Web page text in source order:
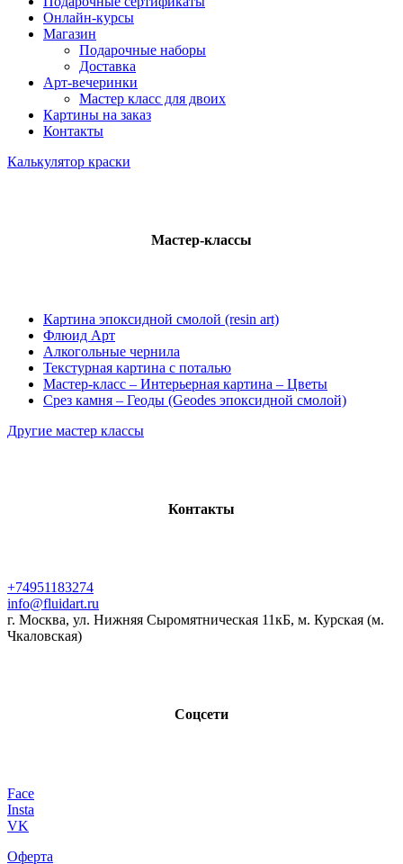
Онлайн-курсы
Магазин
Подарочные наборы
Доставка
Арт-вечеринки
Мастер класс для двоих
Картины на заказ
Контакты
Калькулятор краски
Мастер-классы
Картина эпоксидной смолой (resin art)
Флюид Арт
Алкогольные чернила
Текстурная картина с поталью
Мастер-класс – Интерьерная картина – Цветы
Срез камня – Геоды (Geodes эпоксидной смолой)
Другие мастер классы
Контакты
+74951183274
info@fluidart.ru
г. Москва, ул. Нижняя Сыромятническая 11кБ, м. Курская (м.
Чкаловская)
Соцсети
Face
Insta
VK
Оферта